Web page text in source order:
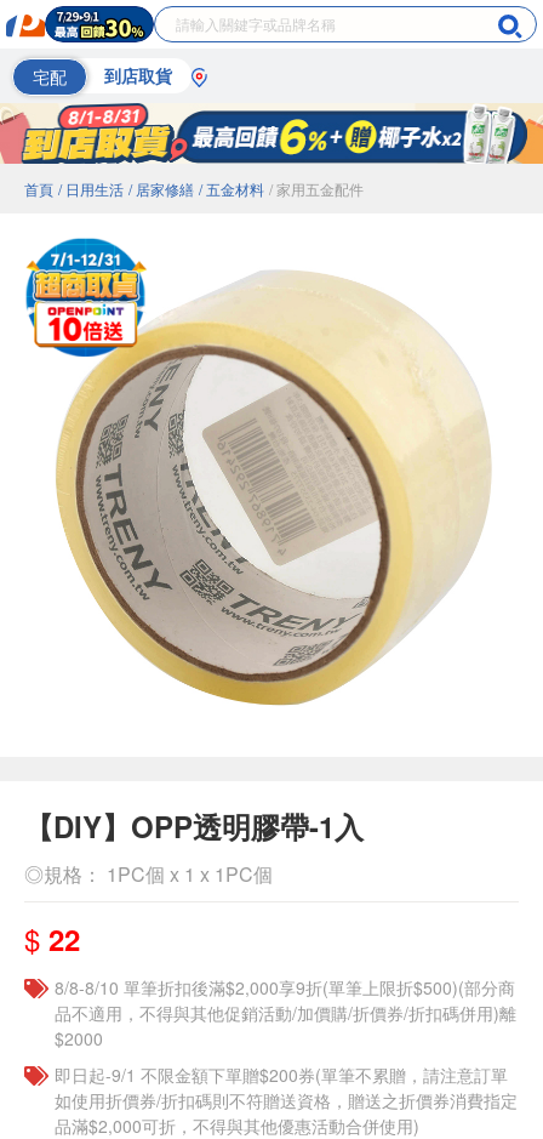
宅配 到店取貨
首頁 / 日用生活 / 居家修繕 / 五金材料 / 家用五金配件
【DIY】OPP透明膠帶-1入
◎規格： 1PC個 x 1 x 1PC個
$ 22
8/8-8/10 單筆折扣後滿$2,000享9折(單筆上限折$500)(部分商
品不適用，不得與其他促銷活動/加價購/折價券/折扣碼併用)離
$2000
即日起-9/1 不限金額下單贈$200券(單筆不累贈，請注意訂單
如使用折價券/折扣碼則不符贈送資格，贈送之折價券消費指定
品滿$2,000可折，不得與其他優惠活動合併使用)